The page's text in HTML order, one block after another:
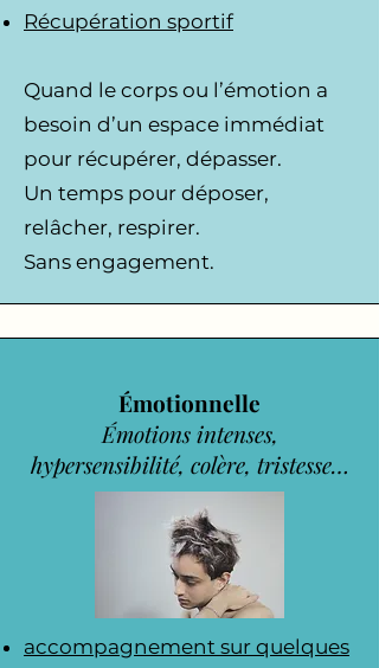
Récupération sportif
Quand le corps ou l’émotion a
besoin d’un espace immédiat
pour récupérer, dépasser.
Un temps pour déposer,
relâcher, respirer.
Sans engagement.
Émotionnelle
Émotions intenses,
hypersensibilité, colère, tristesse…
accompagnement sur quelques